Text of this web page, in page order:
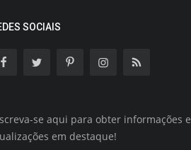
SOCIAIS
se aqui para obter informações e
em destaque!